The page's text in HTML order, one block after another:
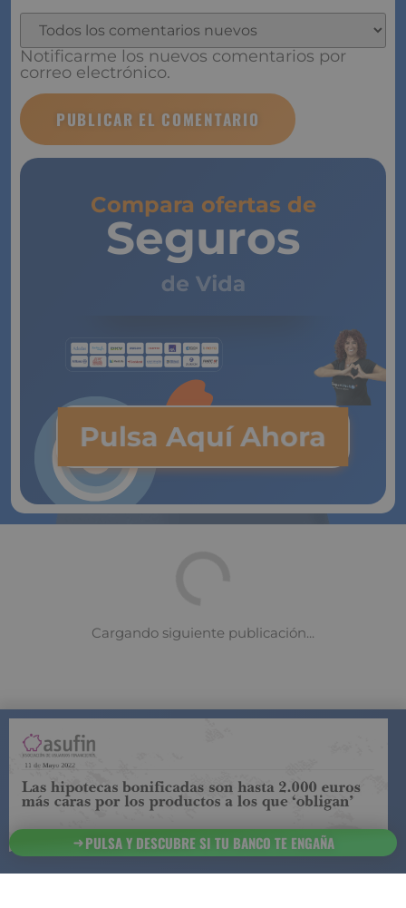
Notificarme los nuevos comentarios por
correo electrónico.
Compara ofertas de
Seguros
de Vida
Pulsa Aquí Ahora
COMPARADOR DE SEGUROS DE VIDASUJETO A LA
REGULACIÓN DE LA DIRECCIÓN GENERAL DE
SEGUROS
ESTA ES LAINFORMACIÓNSOBRE
91 218 93 299 Contacto
PULSA Y DESCUBRE SI TU BANCO TE ENGAÑA